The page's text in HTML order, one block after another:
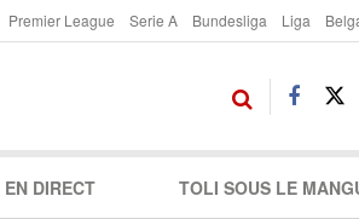
Premier League Serie A Bundesliga Liga
EN DIRECT TOLI SOUS LE